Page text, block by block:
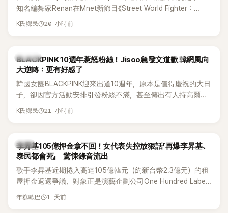
知名編舞家Renan在Mnet新節目《Street World Fighter：
Directors' War》預告中，公開談及自己在〈Whiplash〉編舞上的
K氏鄉民 20 小時前
K-POP
BLACKPINK 10週年惹怒粉絲！Jisoo急發文道歉 韓網風向
大逆轉：更有好感了
韓國女團BLACKPINK迎來出道10週年，原本是值得慶祝的大日
子，卻因官方活動安排引發粉絲不滿，甚至傳出有人持高爾夫
球桿到YG娛樂大樓鬧事。Jisoo今（8日）也親自發文向BLINK
K氏鄉民 21 小時前
韓星
李昇基105億押金拿不回！女代表失控放狠話「再爆李昇基、
泰民都會死」 驚悚錄音流出
歌手李昇基近期捲入高達105億韓元（約新台幣2.3億元）的租
屋押金返還爭議，對象正是演藝企劃公司One Hundred Label
代表車佳媛(차가원)。如今事件再掀風波，YouTuber李鎮浩公開
年糕歐巴 1 天前